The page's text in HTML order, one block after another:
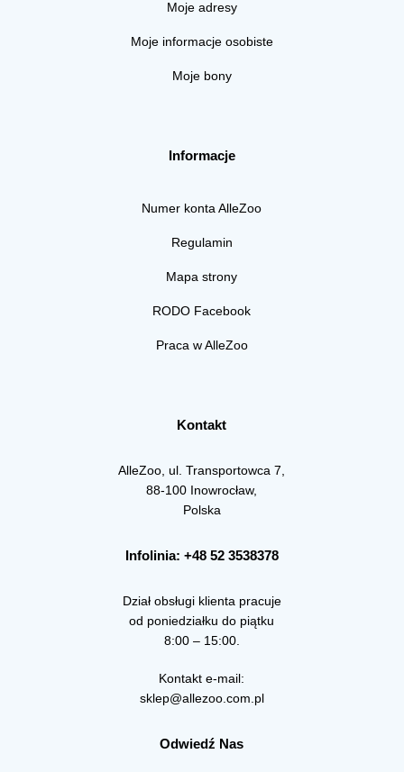
Moje adresy
Moje informacje osobiste
Moje bony
Informacje
Numer konta AlleZoo
Regulamin
Mapa strony
RODO Facebook
Praca w AlleZoo
Kontakt
AlleZoo, ul. Transportowca 7,
88-100 Inowrocław,
Polska
Infolinia: +48 52 3538378
Dział obsługi klienta pracuje
od poniedziałku do piątku
8:00 – 15:00.
Kontakt e-mail:
sklep@allezoo.com.pl
Odwiedź Nas